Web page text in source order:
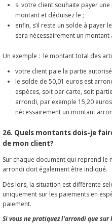
si votre client souhaite payer
montant et déduisez le ;
enfin, s’il reste un solde à payer
sera nécessairement un montant
Un exemple : le montant total des
votre client paie la partie
le solde de 50,01 euros est
espèces, soit par carte, soit
arrondi, par exemple 15,20
nécessairement un montant
26. Quels montants dois-je
de mon client?
Sur chaque document qui reprend
arrondi doit également être indiqué.
Dès lors, la situation est différente
uniquement sur les paiements en
paiement.
Si vous ne pratiquez l'arrondi que sur